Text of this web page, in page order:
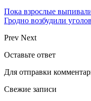
Пока взрослые
Гродно возбудили
Prev Next
Оставьте ответ
Для отправки
Свежие записи